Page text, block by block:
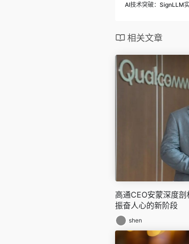
AI技术突破：SignLLM
相关文章
高通CEO安蒙深度
振奋人心的新阶段
shen